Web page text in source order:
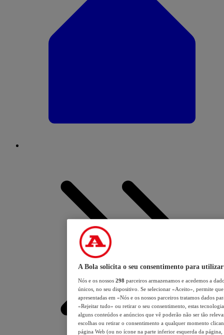
A Bola solicita o seu consentimento para utilizar
Nós e os nossos 298 parceiros armazenamos e acedemos a
únicos, no seu dispositivo. Se selecionar «Aceito», permite
apresentadas em «Nós e os nossos parceiros tratamos dados
«Rejeitar tudo» ou retirar o seu consentimento, estas
alguns conteúdos e anúncios que vê poderão não ser tão
escolhas ou retirar o consentimento a qualquer momento
página Web (ou no ícone na parte inferior esquerda da página,